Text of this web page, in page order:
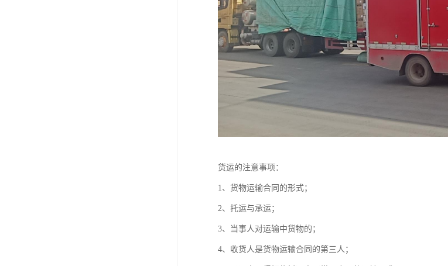
货运的注意事项：
1、货物运输合同的形式；
2、托运与承运；
3、当事人对运输中货物的；
4、收货人是货物运输合同的第三人；